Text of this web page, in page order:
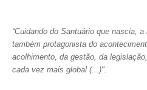
“Cuidando do Santuário que nascia,
também protagonista do
acolhimento, da gestão, da
cada vez mais global (...)".